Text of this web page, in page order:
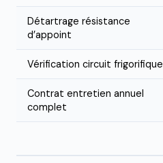
Détartrage résistance
d’appoint
Vérification circuit frigorifique
Contrat entretien annuel
complet